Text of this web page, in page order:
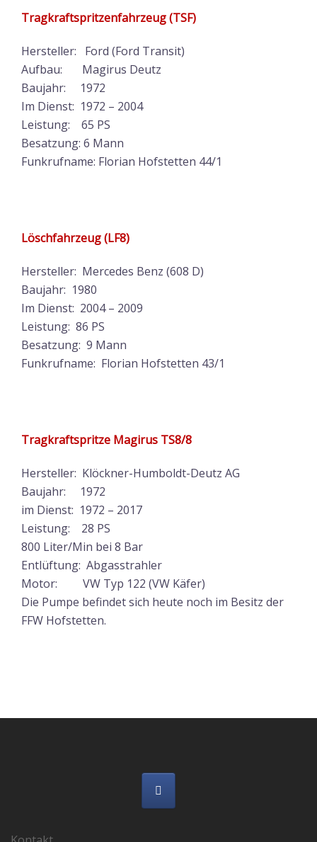
Tragkraftspritzenfahrzeug (TSF)
Hersteller: Ford (Ford Transit)
Aufbau: Magirus Deutz
Baujahr: 1972
Im Dienst: 1972 – 2004
Leistung: 65 PS
Besatzung: 6 Mann
Funkrufname: Florian Hofstetten 44/1
Löschfahrzeug (LF8)
Hersteller: Mercedes Benz (608 D)
Baujahr: 1980
Im Dienst: 2004 – 2009
Leistung: 86 PS
Besatzung: 9 Mann
Funkrufname: Florian Hofstetten 43/1
Tragkraftspritze Magirus TS8/8
Hersteller: Klöckner-Humboldt-Deutz AG
Baujahr: 1972
im Dienst: 1972 – 2017
Leistung: 28 PS
800 Liter/Min bei 8 Bar
Entlüftung: Abgasstrahler
Motor: VW Typ 122 (VW Käfer)
Die Pumpe befindet sich heute noch im Besitz der
FFW Hofstetten.